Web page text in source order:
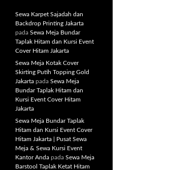
Sewa Karpet Sajadah dan
Backdrop Printing Jakarta
pada Sewa Meja Bundar
Taplak Hitam dan Kursi Event
Cover Hitam Jakarta
Sewa Meja Kotak Cover
Skirting Putih Topping Gold
Jakarta pada Sewa Meja
Bundar Taplak Hitam dan
Kursi Event Cover Hitam
Jakarta
Sewa Meja Bundar Taplak
Hitam dan Kursi Event Cover
Hitam Jakarta | Pusat Sewa
Meja & Sewa Kursi Event
Kantor Anda pada Sewa Meja
Barstool Taplak Ketat Hitam